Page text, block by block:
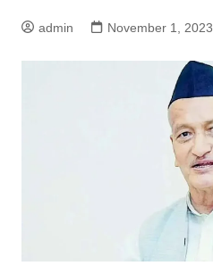
admin November 1, 2023